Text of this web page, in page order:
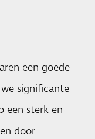
een goede
significante
een sterk en
door